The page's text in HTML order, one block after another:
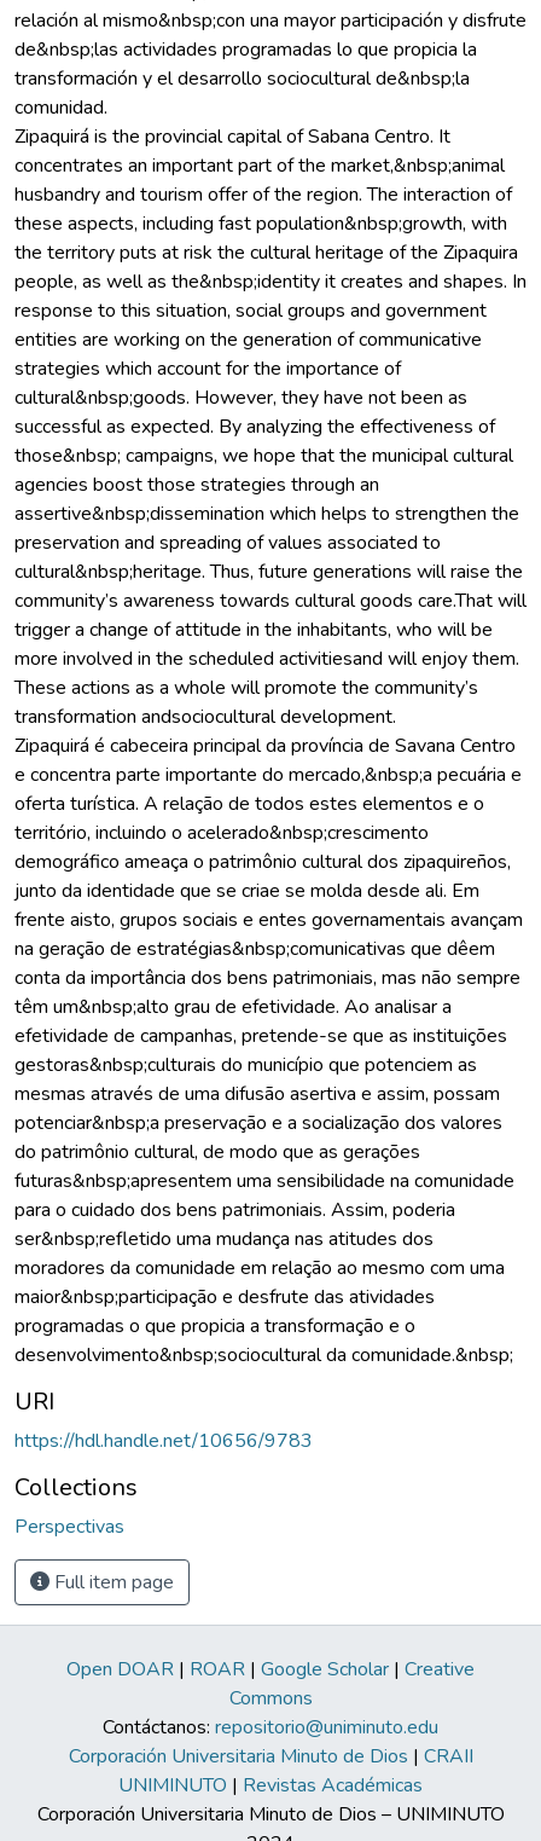
relación al mismo&nbsp;con una mayor participación y disfrute
de&nbsp;las actividades programadas lo que propicia la
transformación y el desarrollo sociocultural de&nbsp;la
comunidad.
Zipaquirá is the provincial capital of Sabana Centro. It
concentrates an important part of the market,&nbsp;animal
husbandry and tourism offer of the region. The interaction of
these aspects, including fast population&nbsp;growth, with
the territory puts at risk the cultural heritage of the Zipaquira
people, as well as the&nbsp;identity it creates and shapes. In
response to this situation, social groups and government
entities are working on the generation of communicative
strategies which account for the importance of
cultural&nbsp;goods. However, they have not been as
successful as expected. By analyzing the effectiveness of
those&nbsp; campaigns, we hope that the municipal cultural
agencies boost those strategies through an
assertive&nbsp;dissemination which helps to strengthen the
preservation and spreading of values associated to
cultural&nbsp;heritage. Thus, future generations will raise the
community’s awareness towards cultural goods care.That will
trigger a change of attitude in the inhabitants, who will be
more involved in the scheduled activitiesand will enjoy them.
These actions as a whole will promote the community’s
transformation andsociocultural development.
Zipaquirá é cabeceira principal da província de Savana Centro
e concentra parte importante do mercado,&nbsp;a pecuária e
oferta turística. A relação de todos estes elementos e o
território, incluindo o acelerado&nbsp;crescimento
demográfico ameaça o patrimônio cultural dos zipaquireños,
junto da identidade que se criae se molda desde ali. Em
frente aisto, grupos sociais e entes governamentais avançam
na geração de estratégias&nbsp;comunicativas que dêem
conta da importância dos bens patrimoniais, mas não sempre
têm um&nbsp;alto grau de efetividade. Ao analisar a
efetividade de campanhas, pretende-se que as instituições
gestoras&nbsp;culturais do município que potenciem as
mesmas através de uma difusão asertiva e assim, possam
potenciar&nbsp;a preservação e a socialização dos valores
do patrimônio cultural, de modo que as gerações
futuras&nbsp;apresentem uma sensibilidade na comunidade
para o cuidado dos bens patrimoniais. Assim, poderia
ser&nbsp;refletido uma mudança nas atitudes dos
moradores da comunidade em relação ao mesmo com uma
maior&nbsp;participação e desfrute das atividades
programadas o que propicia a transformação e o
desenvolvimento&nbsp;sociocultural da comunidade.&nbsp;
URI
https://hdl.handle.net/10656/9783
Collections
Perspectivas
Full item page
Open DOAR | ROAR | Google Scholar | Creative
Commons
Contáctanos: repositorio@uniminuto.edu
Corporación Universitaria Minuto de Dios | CRAII
UNIMINUTO | Revistas Académicas
Corporación Universitaria Minuto de Dios – UNIMINUTO